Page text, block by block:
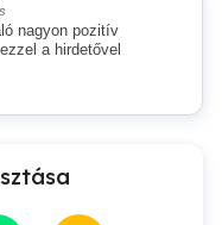
nagyon pozitív
a hirdetővel